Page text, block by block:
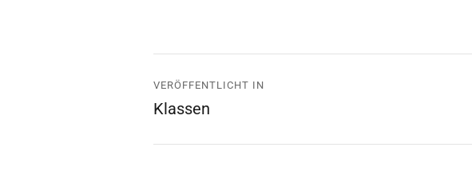
Navigation
VERÖFFENTLICHT IN
Klassen